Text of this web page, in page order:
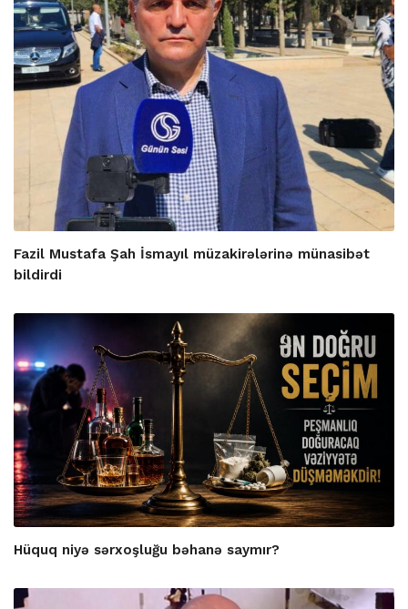
Fazil Mustafa Şah İsmayıl müzakirələrinə münasibət
bildirdi
Hüquq niyə sərxoşluğu bəhanə saymır?